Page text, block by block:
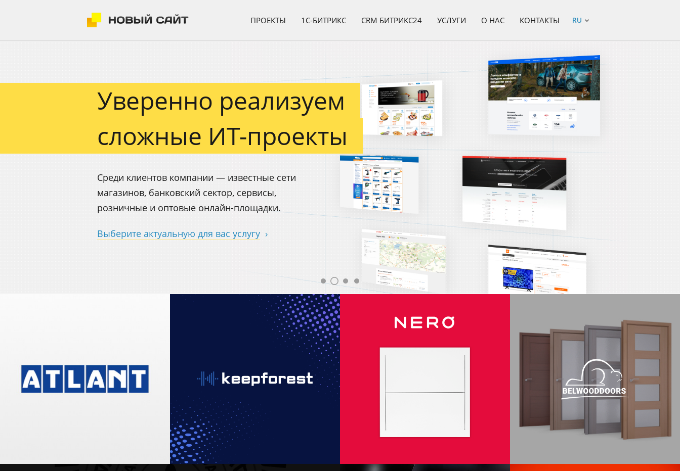
ПРОЕКТЫ 1C-БИТРИКС CRM БИТРИКС24 УСЛУГИ О НАС КОНТАКТЫ RU
Разработка сайтов и интернет магазинов в Минске —
Уверенно реализуем
сложные ИТ-проекты
Среди клиентов компании — известные сети
магазинов, банковский сектор, сервисы,
розничные и оптовые онлайн-площадки.
Выберите актуальную для вас услугу ›
Корпоративный сайт
Интернет-магазин цифровых
аудиоинструментов
keep-forest.com
Интернет-магазины
Адаптивный дизайн
Онлайн-сервисы
Умного дома Nero
Адаптивный дизайн
Монобрендовый магазин
Интернет-магазин для
BELWOODDOORS
Интернет-магазин
Адаптивный дизайн